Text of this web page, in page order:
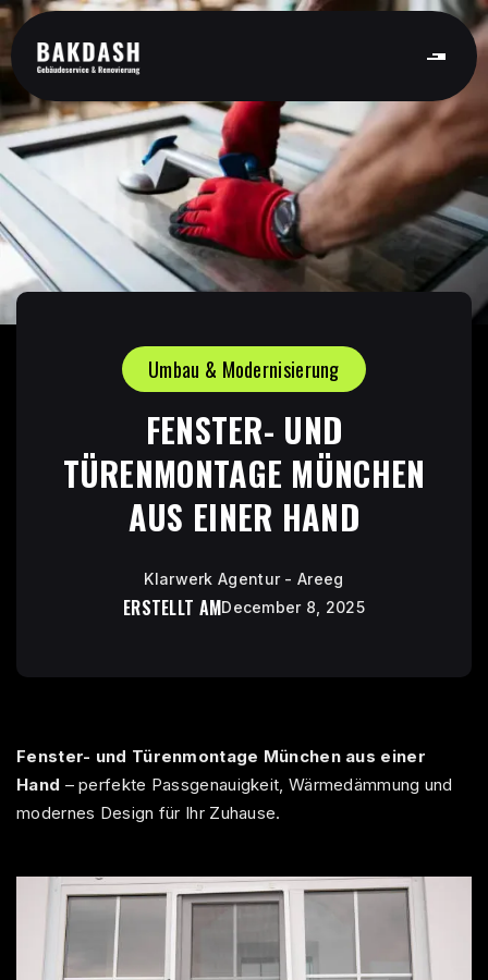
Umbau & Modernisierung
FENSTER- UND
TÜRENMONTAGE MÜNCHEN
AUS EINER HAND
Klarwerk Agentur - Areeg
ERSTELLT AMDecember 8, 2025
Fenster- und Türenmontage München aus einer
Hand – perfekte Passgenauigkeit, Wärmedämmung und
modernes Design für Ihr Zuhause.​